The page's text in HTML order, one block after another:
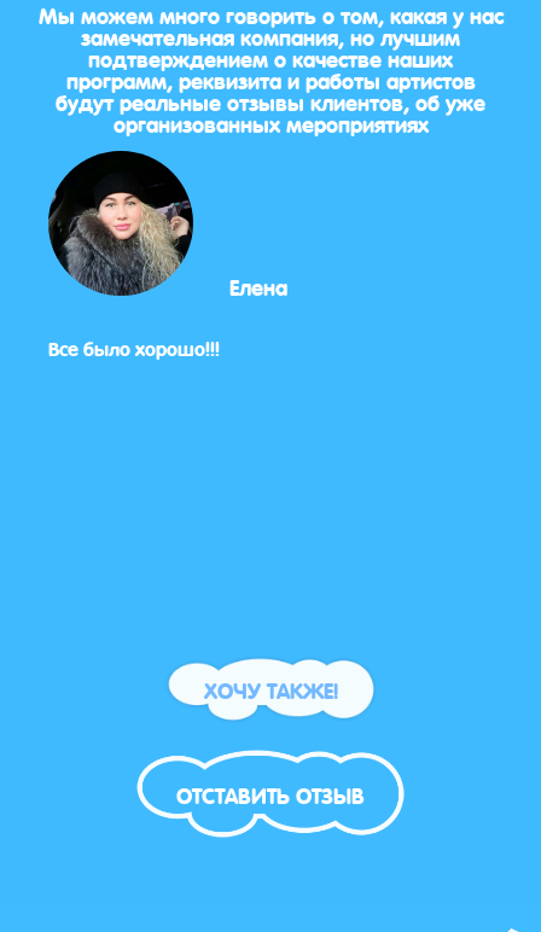
Мы можем много говорить о том, какая у нас
замечательная компания, но лучшим
подтверждением о качестве наших
программ, реквизита и работы артистов
будут реальные отзывы клиентов, об уже
организованных мероприятиях
Елена
Все было хорошо!!!
ХОЧУ ТАКЖЕ!
ОТСТАВИТЬ ОТЗЫВ